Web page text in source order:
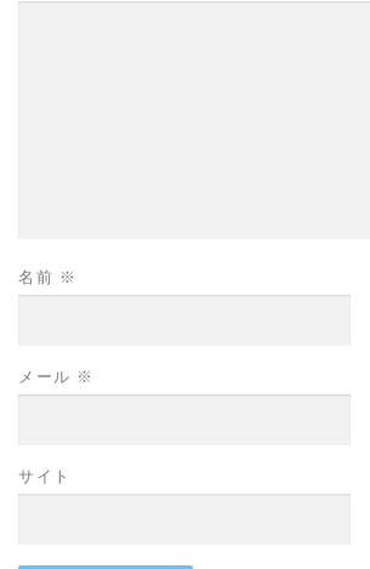
名前 ※
メール ※
サイト